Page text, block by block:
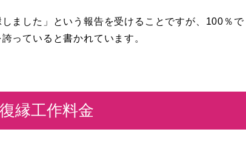
ました」という報告を受けることですが、100％で
っていると書かれています。
縁工作料金